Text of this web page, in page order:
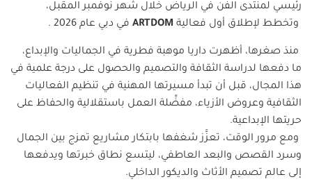
رئيسي لمنتدى الفن في الرياض خلال شهر نوفمبر المقبل،
وتخطط لإطلاق أول فعالية ARTDOM في دبي عام 2026 .
منذ صغرها، أظهرت داريا موهبة فطرية في الجماليات والإبداع،
ما دفعها لدراسة الثقافة والتصميم والحصول على درجة علمية في
هذا المجال، قبل أن تبدأ مسيرتها المهنية في تنظيم الفعاليات
الثقافية وعروض الأزياء، مفضِّلة العمل باستقلالية والحفاظ على
حريتها الإبداعية.
ومع مرور الوقت، تعزَّز شغفها بابتكار مشاريع تمزج بين الجمال
وسرد القصص والبعد العاطفي، ليتسع نطاق خبرتها ويدفعها
إلى عالم تصميم الأثاث والديكور الداخلي.